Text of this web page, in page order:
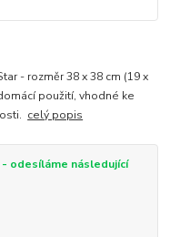
- rozměr 38 x 38 cm (19 x
použití, vhodné ke
celý popis
odesíláme následující